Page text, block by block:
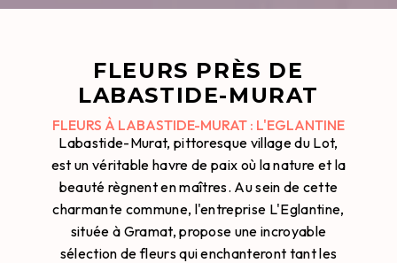
FLEURS PRÈS DE
LABASTIDE-MURAT
FLEURS À LABASTIDE-MURAT : L'EGLANTINE
Labastide-Murat, pittoresque village du Lot,
est un véritable havre de paix où la nature et la
beauté règnent en maîtres. Au sein de cette
charmante commune, l'entreprise L'Eglantine,
située à Gramat, propose une incroyable
sélection de fleurs qui enchanteront tant les